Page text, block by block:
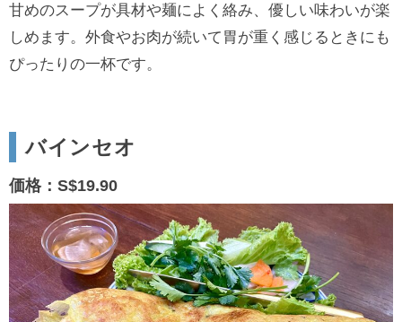
甘めのスープが具材や麺によく絡み、優しい味わいが楽
しめます。外食やお肉が続いて胃が重く感じるときにも
ぴったりの一杯です。
バインセオ
価格：S$19.90